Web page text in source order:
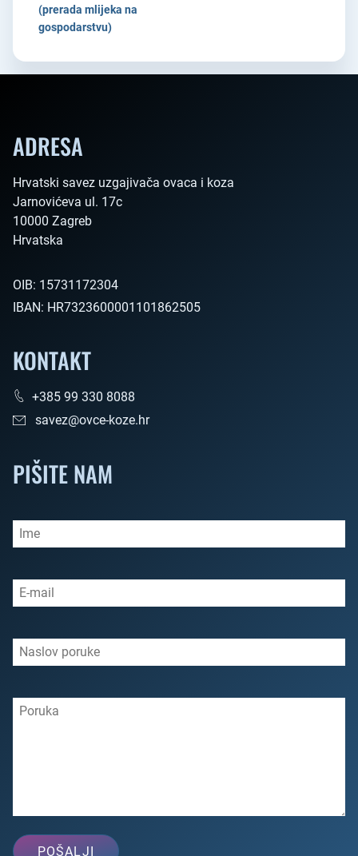
(prerada mlijeka na
gospodarstvu)
ADRESA
Hrvatski savez uzgajivača ovaca i koza
Jarnovićeva ul. 17c
10000 Zagreb
Hrvatska
OIB: 15731172304
IBAN: HR7323600001101862505
KONTAKT
+385 99 330 8088
savez@ovce-koze.hr
PIŠITE NAM